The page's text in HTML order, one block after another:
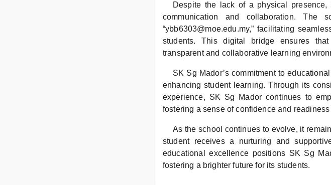
Despite the lack of a physical
communication and collaboration. The
“ybb6303@moe.edu.my,” facilitating
students. This digital bridge ensures
transparent and collaborative learning
SK Sg Mador’s commitment to
enhancing student learning. Through its
experience, SK Sg Mador continues to
fostering a sense of confidence and readiness
As the school continues to evolve, it
student receives a nurturing and
educational excellence positions SK Sg
fostering a brighter future for its students.